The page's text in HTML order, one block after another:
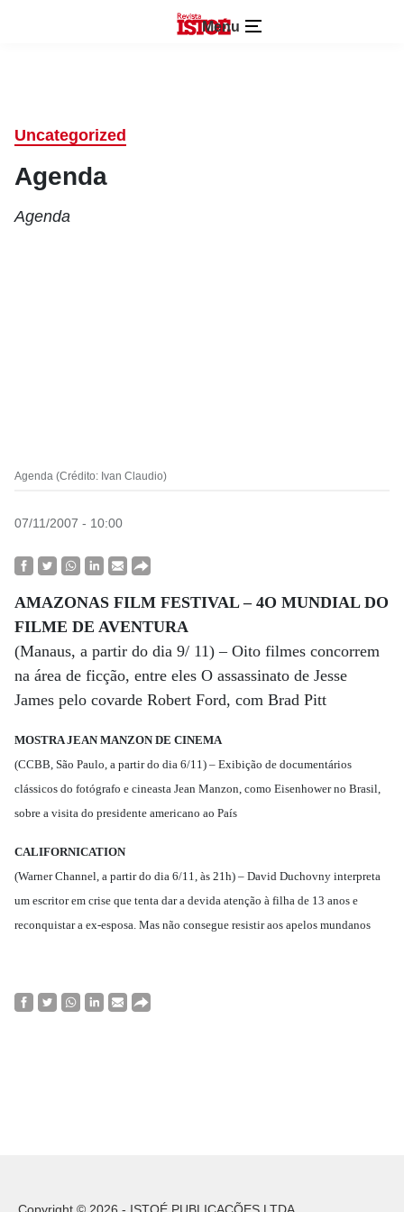
Menu
Uncategorized
Agenda
Agenda
Agenda (Crédito: Ivan Claudio)
07/11/2007 - 10:00
AMAZONAS FILM FESTIVAL – 4O MUNDIAL DO
FILME DE AVENTURA
(Manaus, a partir do dia 9/ 11) – Oito filmes concorrem
na área de ficção, entre eles O assassinato de Jesse
James pelo covarde Robert Ford, com Brad Pitt
MOSTRA JEAN MANZON DE CINEMA
(CCBB, São Paulo, a partir do dia 6/11) – Exibição de documentários
clássicos do fotógrafo e cineasta Jean Manzon, como Eisenhower no Brasil,
sobre a visita do presidente americano ao País
CALIFORNICATION
(Warner Channel, a partir do dia 6/11, às 21h) – David Duchovny interpreta
um escritor em crise que tenta dar a devida atenção à filha de 13 anos e
reconquistar a ex-esposa. Mas não consegue resistir aos apelos mundanos